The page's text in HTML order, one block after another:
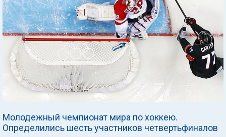
Молодежный чемпионат мира по хоккею.
Определились шесть участников четвертьфиналов